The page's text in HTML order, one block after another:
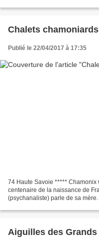
Chalets chamoniards
Publié le 22/04/2017 à 17:35
74 Haute Savoie *****
centenaire de la naissance de
(psychanaliste) parle de sa
Aiguilles des